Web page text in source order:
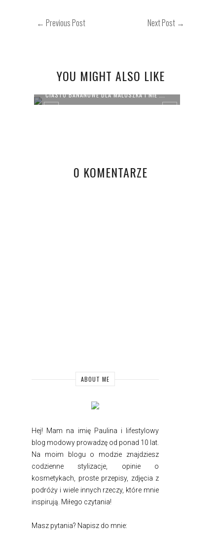
← Previous Post Next Post →
YOU MIGHT ALSO LIKE
CIASTO BANANOWE DLA MALUSZKA I NIE ...
0 KOMENTARZE
ABOUT ME
Hej! Mam na imię Paulina i
lifestylowy
blog modowy prowadzę od ponad 10 lat.
Na moim blogu o modzie znajdziesz
codzienne stylizacje, opinie o
kosmetykach, proste przepisy, zdjęcia z
podróży i wiele innych rzeczy, które mnie
inspirują. Miłego czytania!
Masz pytania? Napisz do mnie: